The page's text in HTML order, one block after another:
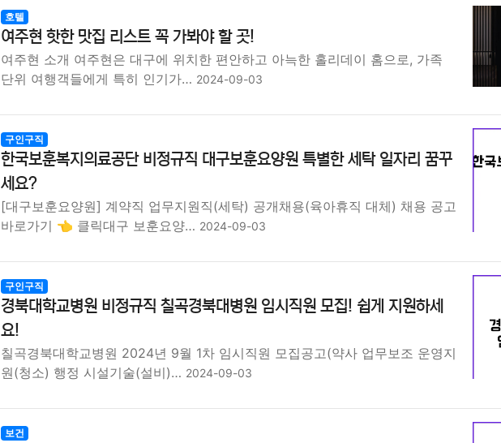
호텔
여주현 핫한 맛집 리스트 꼭 가봐야 할 곳!
여주현 소개 여주현은 대구에 위치한 편안하고 아늑한 홀리데이 홈으로, 가족
단위 여행객들에게 특히 인기가… 2024-09-03
구인구직
한국보훈복지의료공단 비정규직 대구보훈요양원 특별한 세탁 일자리 꿈꾸
세요?
[대구보훈요양원] 계약직 업무지원직(세탁) 공개채용(육아휴직 대체) 채용 공고
바로가기 👈 클릭대구 보훈요양… 2024-09-03
구인구직
경북대학교병원 비정규직 칠곡경북대병원 임시직원 모집! 쉽게 지원하세
요!
칠곡경북대학교병원 2024년 9월 1차 임시직원 모집공고(약사 업무보조 운영지
원(청소) 행정 시설기술(설비)… 2024-09-03
보건